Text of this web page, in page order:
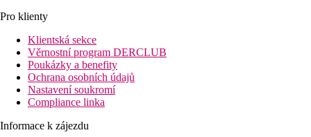
Pro klienty
Klientská sekce
Věrnostní program DERCLUB
Poukázky a benefity
Ochrana osobních údajů
Nastavení soukromí
Compliance linka
Informace k zájezdu